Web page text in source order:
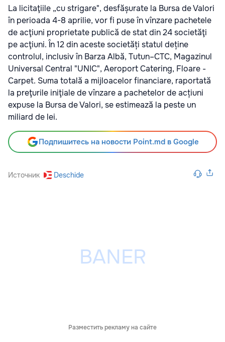
La licitaţiile „cu strigare", desfășurate la Bursa de Valori
în perioada 4-8 aprilie, vor fi puse în vînzare pachetele
de acţiuni proprietate publică de stat din 24 societăţi
pe acţiuni. În 12 din aceste societăți statul deține
controlul, inclusiv în Barza Albă, Tutun–CTC, Magazinul
Universal Central "UNIC", Aeroport Catering, Floare -
Carpet. Suma totală a mijloacelor financiare, raportată
la preţurile iniţiale de vînzare a pachetelor de acțiuni
expuse la Bursa de Valori, se estimează la peste un
miliard de lei.
Подпишитесь на новости Point.md в Google
Источник Deschide
Разместить рекламу на сайте